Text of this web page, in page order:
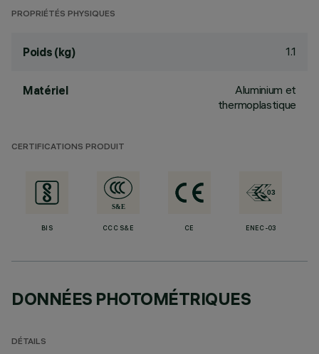
PROPRIÉTÉS PHYSIQUES
Poids (kg) 1.1
Matériel
Aluminium et
thermoplastique
CERTIFICATIONS PRODUIT
BIS CCC S&E CE ENEC-03
DONNÉES PHOTOMÉTRIQUES
DÉTAILS